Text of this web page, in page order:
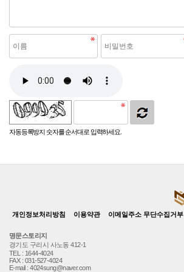
자동등록방지 숫자를 순서대로 입력하세요.
개인정보처리방침 이용약관 이메일주소 무단수집거부
명문스토리지
경기도 구리시 사노동 412-1
TEL : 1644-4024
FAX : 031-527-4024
E-mail : 4024sung@naver.com